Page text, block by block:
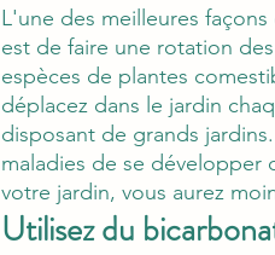
L'une des meilleures
est de faire une rotation
espèces de plantes
déplacez dans le jardin
disposant de grands
maladies de se développer
votre jardin, vous aurez
Utilisez du